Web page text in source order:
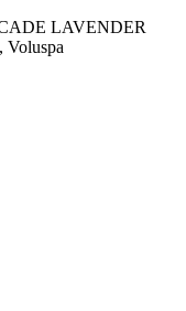
LAVENDER